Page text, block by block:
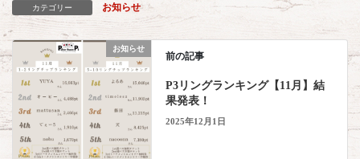
カテゴリー お知らせ
お知らせ
前の記事
P3リングランキング【11月】結
果発表！
2025年12月1日